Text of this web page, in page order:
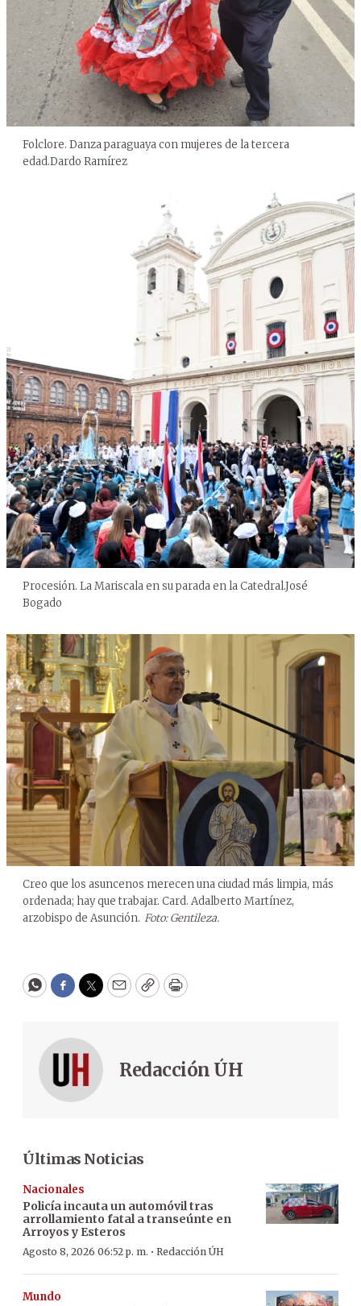
Folclore. Danza paraguaya con mujeres de la tercera
edad.Dardo Ramírez
Procesión. La Mariscala en su parada en la Catedral.José
Bogado
Creo que los asuncenos merecen una ciudad más limpia, más
ordenada; hay que trabajar. Card. Adalberto Martínez,
arzobispo de Asunción. Foto: Gentileza.
WhatsApp
Facebook
Twitter
EmailCopyPrint
Redacción ÚH
Últimas Noticias
Nacionales
Policía incauta un automóvil tras
arrollamiento fatal a transeúnte en
Arroyos y Esteros
Agosto 8, 2026 06:52 p. m. · Redacción ÚH
Mundo